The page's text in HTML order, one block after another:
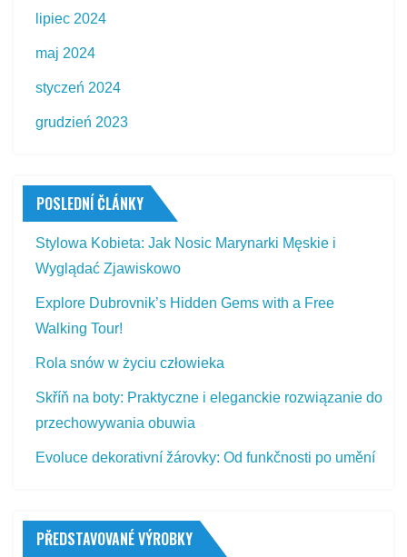
lipiec 2024
maj 2024
styczeń 2024
grudzień 2023
POSLEDNÍ ČLÁNKY
Stylowa Kobieta: Jak Nosic Marynarki Męskie i
Wyglądać Zjawiskowo
Explore Dubrovnik’s Hidden Gems with a Free
Walking Tour!
Rola snów w życiu człowieka
Skříň na boty: Praktyczne i eleganckie rozwiązanie do
przechowywania obuwia
Evoluce dekorativní žárovky: Od funkčnosti po umění
PŘEDSTAVOVANÉ VÝROBKY